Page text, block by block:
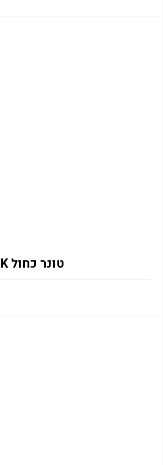
טונר כחול HP 213Y W2131Y 12K